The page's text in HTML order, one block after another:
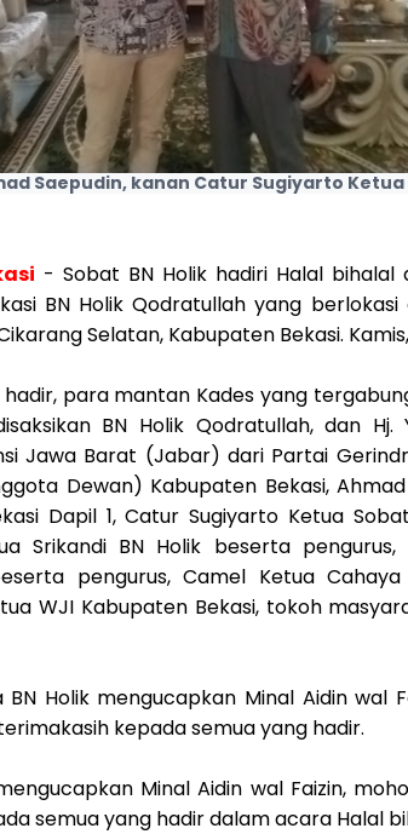
Saepudin, kanan Catur Sugiyarto Ketua
- Sobat BN Holik hadiri Halal bihalal
BN Holik Qodratullah yang berlokasi
Selatan, Kabupaten Bekasi.
para mantan Kades yang
BN Holik Qodratullah, dan Hj.
Jawa Barat (Jabar) dari Partai
Dewan) Kabupaten Bekasi,
Dapil 1, Catur Sugiyarto Ketua
Srikandi BN Holik beserta
pengurus, Camel Ketua
WJI Kabupaten Bekasi, tokoh
Holik mengucapkan Minal Aidin wal
kepada semua yang hadir.
Minal Aidin wal Faizin,
semua yang hadir dalam acara Halal